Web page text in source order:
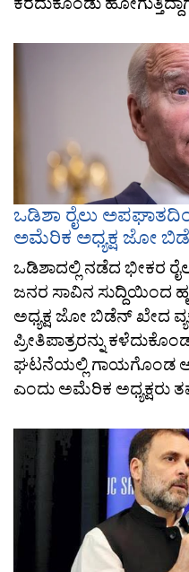
ಒಡಿಶಾ ರೈಲು
ಅಮೆರಿಕ ಅಧ್ಯಕ್ಷ ಜೋ
ಒಡಿಶಾದಲ್ಲಿ ನಡೆದ ಭೀಕರ
ಜನರ ಸಾವಿನ ಸುದ್ದಿಯಿಂದ
ಅಧ್ಯಕ್ಷ ಜೋ ಬಿಡೆನ್ ಖೇದ
ಪ್ರೀತಿಪಾತ್ರರನ್ನು
ಘಟನೆಯಲ್ಲಿ ಗಾಯಗೊಂಡ
ಎಂದು ಅಮೆರಿಕ ಅಧ್ಯಕ್ಷರು